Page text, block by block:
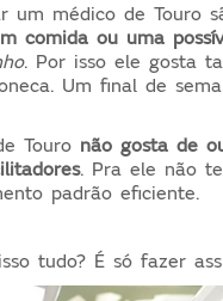
um médico de Touro
comida ou uma
. Por isso ele gosta
Um final de
Touro não gosta de
. Pra ele não
padrão eficiente.
tudo? É só fazer